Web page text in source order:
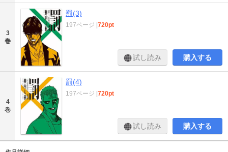
3
巻
罰(3)
197ページ |720pt
試し読み 購入する
4
巻
罰(4)
197ページ |720pt
試し読み 購入する